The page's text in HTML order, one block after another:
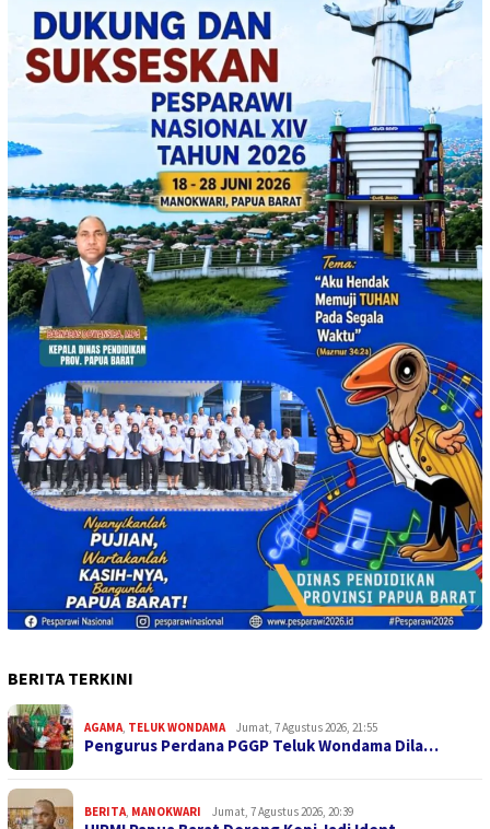
BERITA TERKINI
AGAMA TELUK WONDAMA Jumat, 7 Agustus 2026, 21:55
Pengurus Perdana PGGP Teluk Wondama Dila…
BERITA MANOKWARI Jumat, 7 Agustus 2026, 20:39